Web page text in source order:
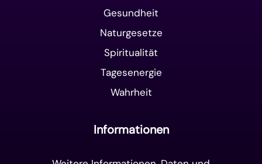
Gesundheit
Naturgesetze
Spiritualität
Tagesenergie
Wahrheit
Informationen